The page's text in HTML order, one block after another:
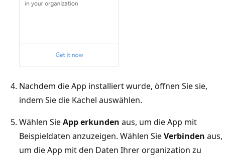
Nachdem die App installiert wurde, öffnen Sie sie,
indem Sie die Kachel auswählen.
Wählen SieApp erkunden aus, um die App mit
Beispieldaten anzuzeigen. Wählen SieVerbinden aus,
um die App mit den Daten Ihrer organization zu